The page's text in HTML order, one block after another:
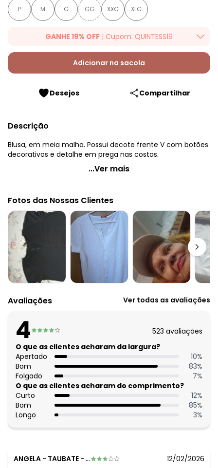
P M G GG XXG XLG
GANHE 19% OFF | Cupom: QUINTESS19
Ganhe 19% OFF Extra em qualquer valor, usando o cupom:
QUINTESS19. Válido para toda loja Quintess, até 07/08/2026.
Adicionar na sacola
Desejos Compartilhar
Descrição
Blusa, em meia malha. Possui decote frente V com botões
decorativos e detalhe em prega nas costas.
Quintess - Blusa Manga Curta Branca
Comprimento da manga: Curta
Decote frente: V
Complemento: Botões decorativos; pregas
Tecido: Meia malha
Composição: 100% algodão
...Ver mais
Fotos das Nossas Clientes
Avaliações Ver todas as avaliações
4 523 avaliações
O que as clientes acharam da largura?
Apertado
10%
Bom
83%
Folgado
7%
O que as clientes acharam do comprimento?
Curto
12%
Bom
85%
Longo
3%
ANGELA - TAUBATE - SP 12/02/2026